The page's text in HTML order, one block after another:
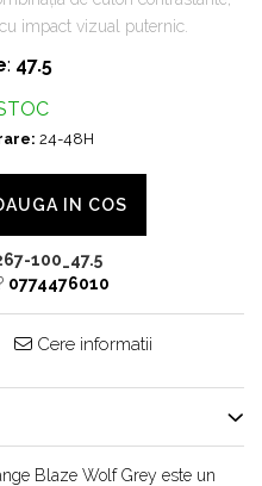
impact vizual puternic.
: 47.5
24-48H
IN COS
100_47.5
0774476010
Cere informatii
Blaze Wolf Grey este un